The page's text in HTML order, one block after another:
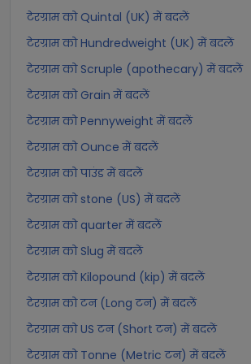
टेरग्राम को Quintal (UK) में बदलें
टेरग्राम को Hundredweight (UK) में बदलें
टेरग्राम को Scruple (apothecary) में बदलें
टेरग्राम को Grain में बदलें
टेरग्राम को Pennyweight में बदलें
टेरग्राम को Ounce में बदलें
टेरग्राम को पाउंड में बदलें
टेरग्राम को stone (US) में बदलें
टेरग्राम को quarter में बदलें
टेरग्राम को Slug में बदलें
टेरग्राम को Kilopound (kip) में बदलें
टेरग्राम को टन (Long टन) में बदलें
टेरग्राम को US टन (Short टन) में बदलें
टेरग्राम को Tonne (Metric टन) में बदलें